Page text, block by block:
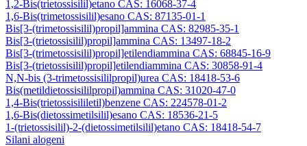
1,2-Bis(trietossisilil)etano CAS: 16068-37-4
1,6-Bis(trimetossisilil)esano CAS: 87135-01-1
Bis[3-(trimetossisilil)propil]ammina CAS: 82985-35-1
Bis[3-(trietossisilil)propil]ammina CAS: 13497-18-2
Bis[3-(trimetossisilil)propil]etilendiammina CAS: 68845-16-9
Bis[3-(trietossisilil)propil]etilendiammina CAS: 30858-91-4
N,N-bis (3-trimetossisililpropil)urea CAS: 18418-53-6
Bis(metildietossisililpropil)ammina CAS: 31020-47-0
1,4-Bis(trietossisililetil)benzene CAS: 224578-01-2
1,6-Bis(dietossimetilsilil)esano CAS: 18536-21-5
1-(trietossisilil)-2-(dietossimetilsilil)etano CAS: 18418-54-7
Silani alogeni